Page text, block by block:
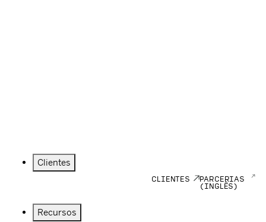
Clientes
CLIENTES PARCERIAS
(INGLÊS)
Recursos